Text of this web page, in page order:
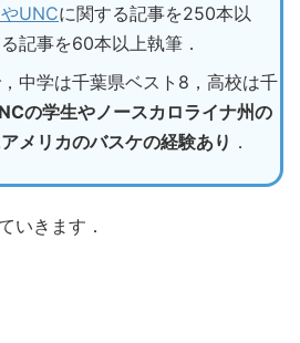
UNCに関する記事を250本以
記事を60本以上執筆．
中学は千葉県ベスト8，高校は千
の学生やノースカロライナ州の
メリカのバスケの経験あり ．
いきます．